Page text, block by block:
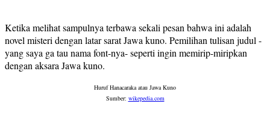
Ketika melihat sampulnya terbawa sekali pesan bahwa ini adalah
novel misteri dengan latar sarat Jawa kuno. Pemilihan tulisan judul -
yang saya ga tau nama font-nya- seperti ingin memirip-miripkan
dengan aksara Jawa kuno.
Huruf Hanacaraka atau Jawa Kuno
Sumber: wikepedia.com